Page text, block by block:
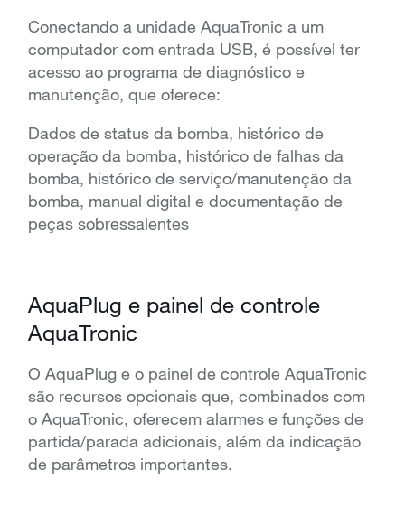
Conectando a unidade AquaTronic a um
computador com entrada USB, é possível ter
acesso ao programa de diagnóstico e
manutenção, que oferece:
Dados de status da bomba, histórico de
operação da bomba, histórico de falhas da
bomba, histórico de serviço/manutenção da
bomba, manual digital e documentação de
peças sobressalentes
AquaPlug e painel de controle
AquaTronic
O AquaPlug e o painel de controle AquaTronic
são recursos opcionais que, combinados com
o AquaTronic, oferecem alarmes e funções de
partida/parada adicionais, além da indicação
de parâmetros importantes.